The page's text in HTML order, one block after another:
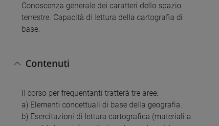
Conoscenza generale dei caratteri dello spazio
terrestre. Capacità di lettura della cartografia di
base.
Contenuti
Il corso per frequentanti tratterà tre aree:
a) Elementi concettuali di base della geografia.
b) Esercitazioni di lettura cartografica (materiali a